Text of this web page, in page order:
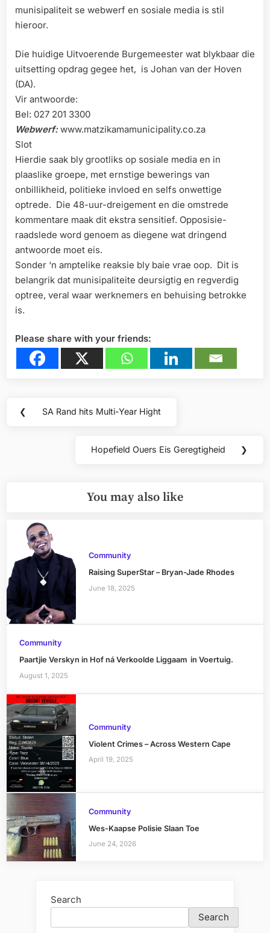
munisipaliteit se webwerf en sosiale media is stil
hieroor.
Die huidige Uitvoerende Burgemeester wat blykbaar die
uitsetting opdrag gegee het, is Johan van der Hoven
(DA).
Vir antwoorde:
Bel: 027 201 3300
Webwerf:www.matzikamamunicipality.co.za
Slot
Hierdie saak bly grootliks op sosiale media en in
plaaslike groepe, met ernstige bewerings van
onbillikheid, politieke invloed en selfs onwettige
optrede. Die 48-uur-dreigement en die omstrede
kommentare maak dit ekstra sensitief. Opposisie-
raadslede word genoem as diegene wat dringend
antwoorde moet eis.
Sonder ‘n amptelike reaksie bly baie vrae oop. Dit is
belangrik dat munisipaliteite deursigtig en regverdig
optree, veral waar werknemers en behuising betrokke
is.
Please share with your friends:
Post
❮
Previous
SA Rand hits Multi-Year Hight
Next
Hopefield Ouers Eis Geregtigheid ❯
You may also like
Community
Raising SuperStar – Bryan-Jade Rhodes
June 18, 2025
Community
Paartjie Verskyn in Hof ná Verkoolde Liggaam in Voertuig.
August 1, 2025
Community
Violent Crimes – Across Western Cape
April 19, 2025
Community
Wes-Kaapse Polisie Slaan Toe
June 24, 2026
Search
Search